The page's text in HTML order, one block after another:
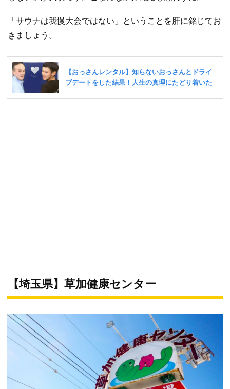
「サウナは我慢大会ではない」ということを肝に銘じてお
きましょう。
【埼玉県】草加健康センター